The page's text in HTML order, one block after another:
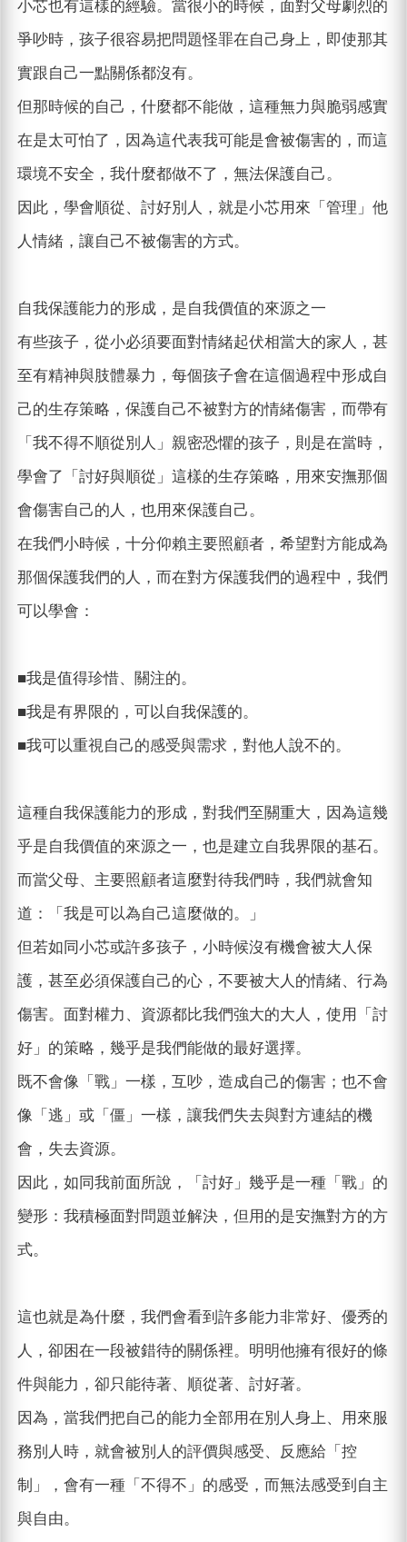
小芯也有這樣的經驗。當很小的時候，面對父母劇烈的
爭吵時，孩子很容易把問題怪罪在自己身上，即使那其
實跟自己一點關係都沒有。
但那時候的自己，什麼都不能做，這種無力與脆弱感實
在是太可怕了，因為這代表我可能是會被傷害的，而這
環境不安全，我什麼都做不了，無法保護自己。
因此，學會順從、討好別人，就是小芯用來「管理」他
人情緒，讓自己不被傷害的方式。
自我保護能力的形成，是自我價值的來源之一
有些孩子，從小必須要面對情緒起伏相當大的家人，甚
至有精神與肢體暴力，每個孩子會在這個過程中形成自
己的生存策略，保護自己不被對方的情緒傷害，而帶有
「我不得不順從別人」親密恐懼的孩子，則是在當時，
學會了「討好與順從」這樣的生存策略，用來安撫那個
會傷害自己的人，也用來保護自己。
在我們小時候，十分仰賴主要照顧者，希望對方能成為
那個保護我們的人，而在對方保護我們的過程中，我們
可以學會：
■我是值得珍惜、關注的。
■我是有界限的，可以自我保護的。
■我可以重視自己的感受與需求，對他人說不的。
這種自我保護能力的形成，對我們至關重大，因為這幾
乎是自我價值的來源之一，也是建立自我界限的基石。
而當父母、主要照顧者這麼對待我們時，我們就會知
道：「我是可以為自己這麼做的。」
但若如同小芯或許多孩子，小時候沒有機會被大人保
護，甚至必須保護自己的心，不要被大人的情緒、行為
傷害。面對權力、資源都比我們強大的大人，使用「討
好」的策略，幾乎是我們能做的最好選擇。
既不會像「戰」一樣，互吵，造成自己的傷害；也不會
像「逃」或「僵」一樣，讓我們失去與對方連結的機
會，失去資源。
因此，如同我前面所說，「討好」幾乎是一種「戰」的
變形：我積極面對問題並解決，但用的是安撫對方的方
式。
這也就是為什麼，我們會看到許多能力非常好、優秀的
人，卻困在一段被錯待的關係裡。明明他擁有很好的條
件與能力，卻只能待著、順從著、討好著。
因為，當我們把自己的能力全部用在別人身上、用來服
務別人時，就會被別人的評價與感受、反應給「控
制」，會有一種「不得不」的感受，而無法感受到自主
與自由。